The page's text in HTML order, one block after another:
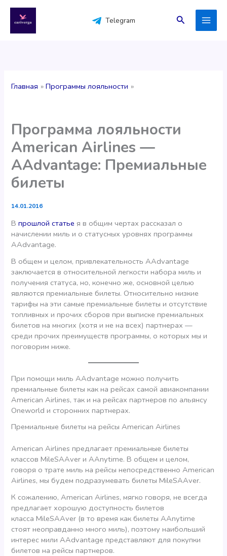
содержимому
Telegram Поиск
Главная Программы лояльности
Программа лояльности
American Airlines —
AAdvantage: Премиальные
билеты
14.01.2016
Впрошлой статье я в общим чертах рассказал о
начислении миль и о статусных уровнях программы
AAdvantage.
В общем и целом, привлекательность AAdvantage
заключается в относительной легкости набора миль и
получения статуса, но, конечно же, основной целью
являются премиальные билеты. Относительно низкие
тарифы на эти самые премиальные билеты и отсутствие
топливных и прочих сборов при выписке премиальных
билетов на многих (хотя и не на всех) партнерах —
среди прочих преимуществ программы, о которых мы и
поговорим ниже.
При помощи миль AAdvantage можно получить
премиальные билеты как на рейсах самой авиакомпании
American Airlines, так и на рейсах партнеров по альянсу
Oneworld и сторонних партнерах.
Премиальные билеты на рейсы American Airlines
American Airlines предлагает премиальные билеты
классов MileSAAver и AAnytime. В общем и целом,
говоря о трате миль на рейсы непосредственно American
Airlines, мы будем подразумевать билеты MileSAAver.
К сожалению, American Airlines, мягко говоря, не всегда
предлагает хорошую доступность билетов
класса MileSAAver (в то время как билеты AAnytime
стоят неоправданно много миль), поэтому наибольший
интерес мили AAdvantage представляют для покупки
билетов на рейсы партнеров.